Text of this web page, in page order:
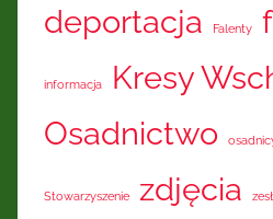
deportacja
Falenty
informacja
Kresy
Osadnictwo
Stowarzyszenie zdjęcia